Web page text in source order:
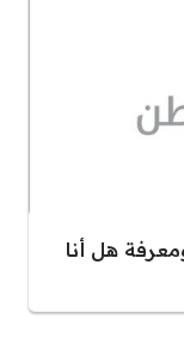
هل أنا